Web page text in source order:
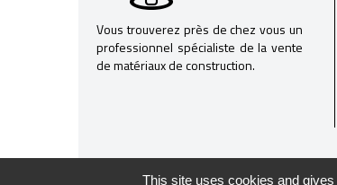
Vous trouverez près de chez vous un
professionnel spécialiste de la vente
de matériaux de construction.
This site uses cookies and